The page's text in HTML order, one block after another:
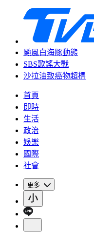
颱風白海豚動態
SBS歌謠大戰
沙拉油致癌物超標
首頁
即時
生活
政治
娛樂
國際
社會
更多